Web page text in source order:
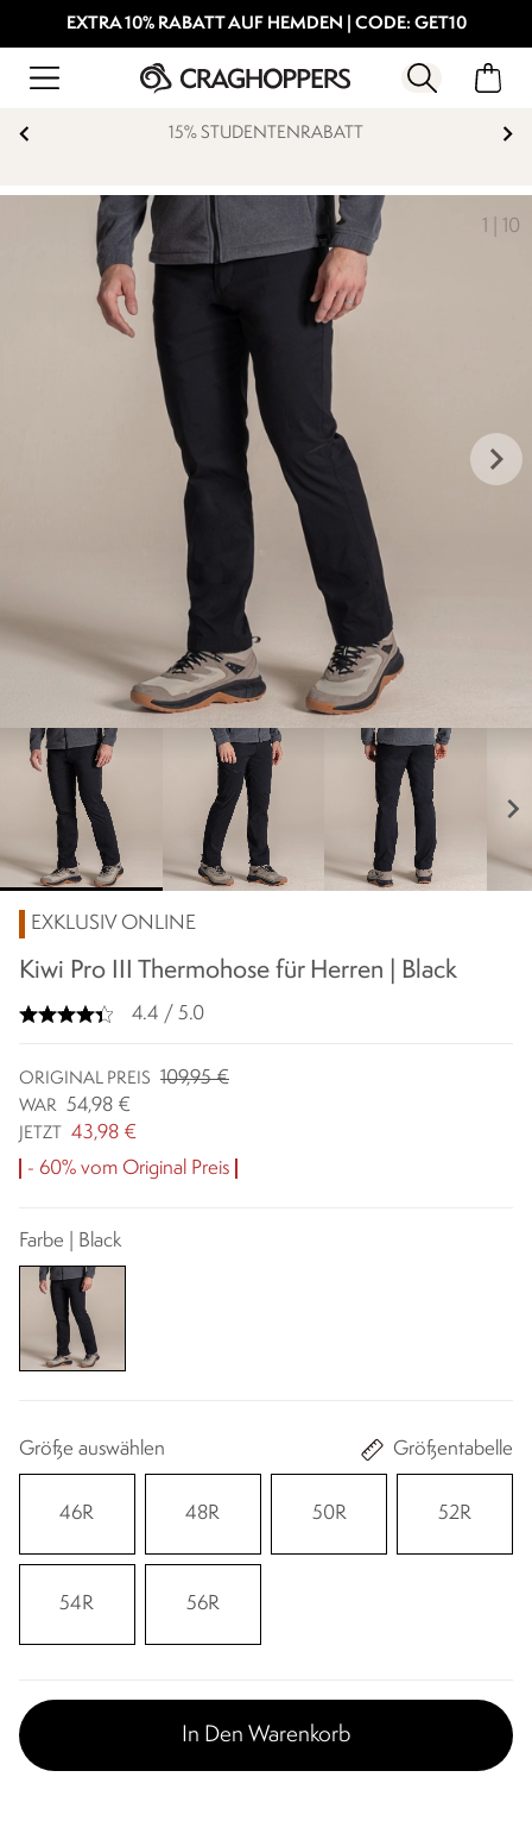
EXTRA 10% RABATT AUF HEMDEN | CODE: GET10
15% STUDENTENRABATT
1 10
keyboard_arrow_right
chevron_right
EXKLUSIV ONLINE
Kiwi Pro III Thermohose für Herren | Black
4.4 / 5.0
ORIGINAL PREIS 109,95 €
WAR 54,98 €
JETZT 43,98 €
- 60% vom Original Preis
Farbe | Black
Größe auswählen Größentabelle
46R 48R 50R 52R
54R 56R
In Den Warenkorb